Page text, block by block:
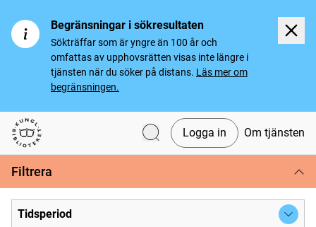
Begränsningar i sökresultaten
Sökträffar som är yngre än 100 år och
omfattas av upphovsrätten visas inte längre i
tjänsten när du söker på distans. Läs mer om
begränsningen.
Svenska tidningar
Logga in Om tjänsten
Filtrera
Tidsperiod